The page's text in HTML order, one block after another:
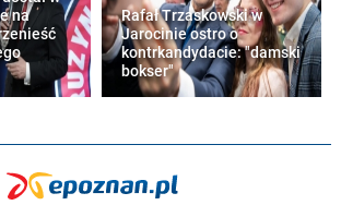
na
Rafał Trzaskowski w
Jarocinie ostro o
kontrkandydacie: "damski
bokser"